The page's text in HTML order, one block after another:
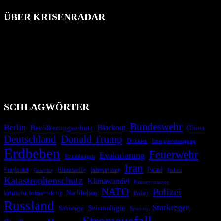
ÜBER KRISENRADAR
SCHLAGWÖRTER
Berlin Bevölkerungsschutz Blackout Bundeswehr China
Deutschland Donald Trump Drohnen Energieversorgung
Erdbeben Ermittlungen Evakuierung Feuerwehr
Frankreich Gewitter Hitzewelle Infrastruktur Iran Israel Italien
Katastrophenschutz Klimawandel Krisenvorsorge
kritische Infrastruktur Nachbeben NATO Polen Polizei
Russland Sabotage Seismologie Spanien Starkregen